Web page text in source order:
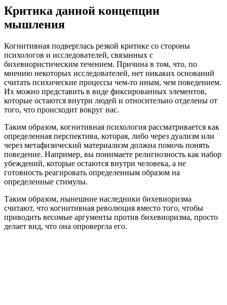
Критика данной концепции
мышления
Когнитивная подверглась резкой критике со стороны
психологов и исследователей, связанных с
бихевиористическим течением. Причина в том, что, по
мнению некоторых исследователей, нет никаких оснований
считать психические процессы чем-то иным, чем поведением.
Их можно представить в виде фиксированных элементов,
которые остаются внутри людей и относительно отделены от
того, что происходит вокруг нас.
Таким образом, когнитивная психология рассматривается как
определенная перспектива, которая, либо через дуализм или
через метафизический материализм должна помочь понять
поведение. Например, вы понимаете религиозность как набор
убеждений, которые остаются внутри человека, а не
готовность реагировать определенным образом на
определенные стимулы.
Таким образом, нынешние наследники бихевиоризма
считают, что когнитивная революция вместо того, чтобы
приводить весомые аргументы против бихевиоризма, просто
делает вид, что она опровергла его.